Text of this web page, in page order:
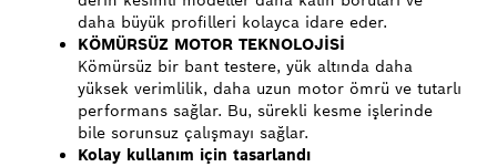
daha büyük profilleri kolayca idare eder.
KÖMÜRSÜZ MOTOR TEKNOLOJİSİ
Kömürsüz bir bant testere, yük altında daha
yüksek verimlilik, daha uzun motor ömrü ve tutarlı
performans sağlar. Bu, sürekli kesme işlerinde
bile sorunsuz çalışmayı sağlar.
Kolay kullanım için tasarlandı